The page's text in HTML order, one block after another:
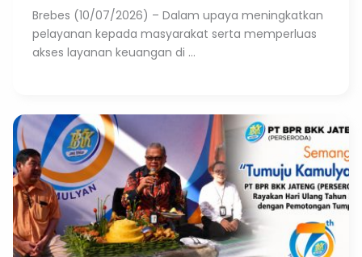
Brebes (10/07/2026) – Dalam upaya meningkatkan
pelayanan kepada masyarakat serta memperluas
akses layanan keuangan di ...